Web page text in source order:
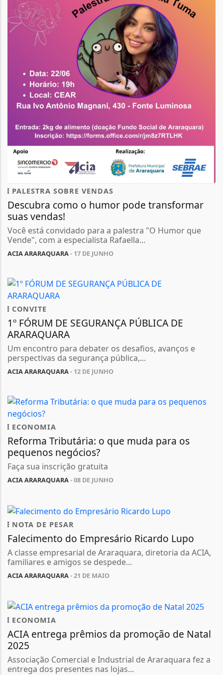
PALESTRA SOBRE VENDAS
Descubra como o humor pode transformar
suas vendas!
Você está convidado para a palestra "O Humor que
Vende", com a especialista Rafaella...
ACIA ARARAQUARA- 17 DE JUNHO
CONVITE
1º FÓRUM DE SEGURANÇA PÚBLICA DE
ARARAQUARA
Um encontro para debater os desafios, avanços e
perspectivas da segurança pública,...
ACIA ARARAQUARA- 12 DE JUNHO
ECONOMIA
Reforma Tributária: o que muda para os
pequenos negócios?
Faça sua inscrição gratuita
ACIA ARARAQUARA- 08 DE JUNHO
NOTA DE PESAR
Falecimento do Empresário Ricardo Lupo
A classe empresarial de Araraquara, diretoria da ACIA,
familiares e amigos se despede...
ACIA ARARAQUARA- 21 DE MAIO
ECONOMIA
ACIA entrega prêmios da promoção de Natal
2025
Associação Comercial e Industrial de Araraquara fez a
entrega dos presentes nas lojas...